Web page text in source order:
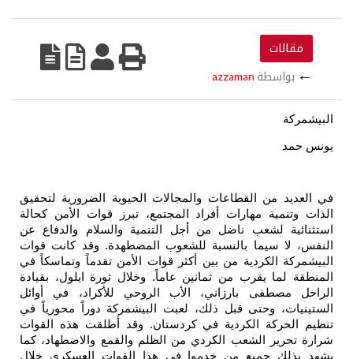
مقالات
← بواسطة azzaman
البيشمركة
يونس حمد
في العديد من القطاعات والمجالات الحيوية الضرورية لتحقيق
الذات وتنمية مهارات أفراد المجتمع، تبرز قوات الأمن كحالة
استثنائية لشعب ناضل من أجل التنمية والسلام والدفاع عن
النفس، لا سيما بالنسبة للشعوب المضطهدة. وقد كانت قوات
البيشمركة الكردية من بين أكثر قوات الأمن تقدماً وتماسكاً في
المنطقة لما يقرب من ثمانين عاماً. وخلال ثورة ايلول، بقيادة
الراحل مصطفى بارزاني، الأب الروحي للأكراد، في أوائل
الستينيات، وحتى قبل ذلك، لعبت البيشمركة دوراً محورياً في
تنظيم الحركة الكردية في كردستان. وقد أطلقت هذه القوات
شرارة تحرير الشعب الكردي من الظلم والقمع والاضطهاد، كما
يشهد بذلك جميع من خدموا في هذا القوات العسكري خلال